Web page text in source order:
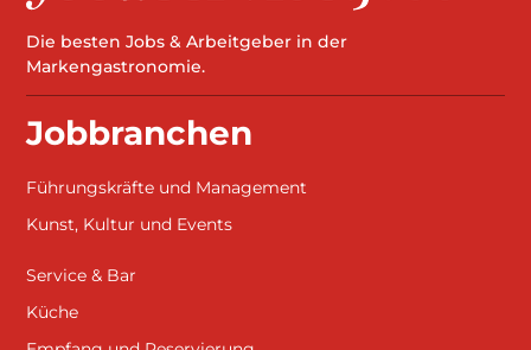
Die besten Jobs & Arbeitgeber in der
Markengastronomie.
Jobbranchen
Führungskräfte und Management
Kunst, Kultur und Events
Service & Bar
Küche